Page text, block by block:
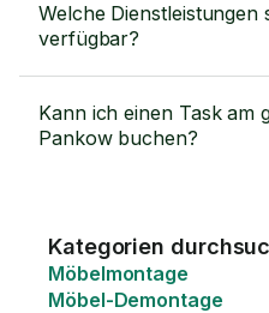
Welche Dienstleistungen
verfügbar?
Kann ich einen Task am
Pankow buchen?
Kategorien
Möbelmontage
Möbel-Demontage